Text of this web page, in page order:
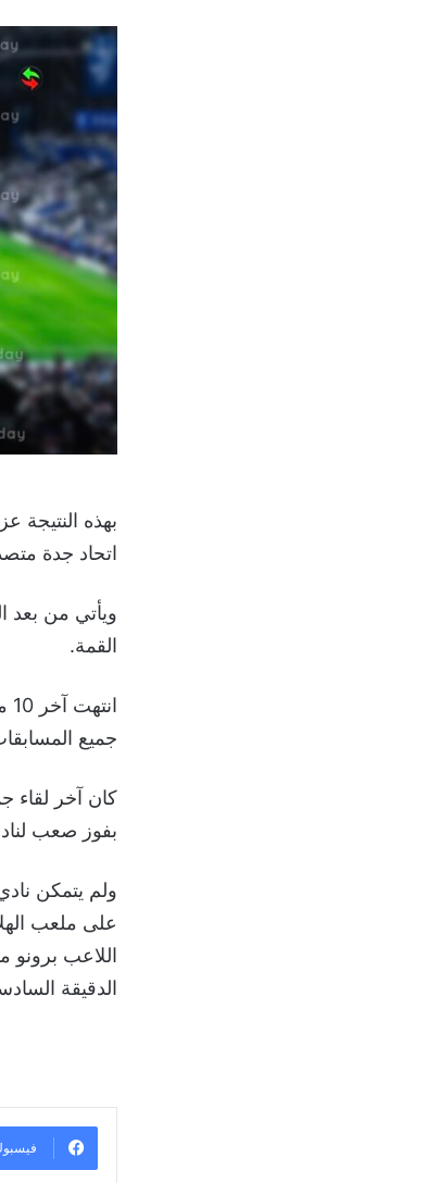
اتحاد جدة
القمة.
جميع المسابقات، بتفوق
بفوز صعب لنادي الهلال
الدقيقة